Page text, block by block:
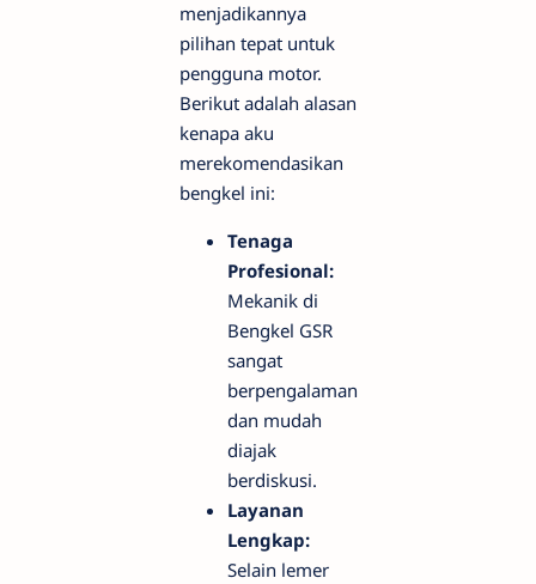
menjadikannya
pilihan tepat untuk
pengguna motor.
Berikut adalah alasan
kenapa aku
merekomendasikan
bengkel ini:
Tenaga
Profesional:
Mekanik di
Bengkel GSR
sangat
berpengalaman
dan mudah
diajak
berdiskusi.
Layanan
Lengkap:
Selain lemer